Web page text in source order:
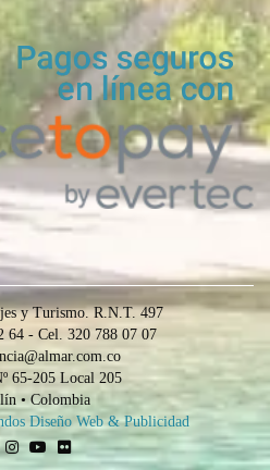
y Turismo. R.N.T. 497
64 - Cel. 320 788 07 07
65-205 Local 205
• Colombia
Diseño Web & Publicidad